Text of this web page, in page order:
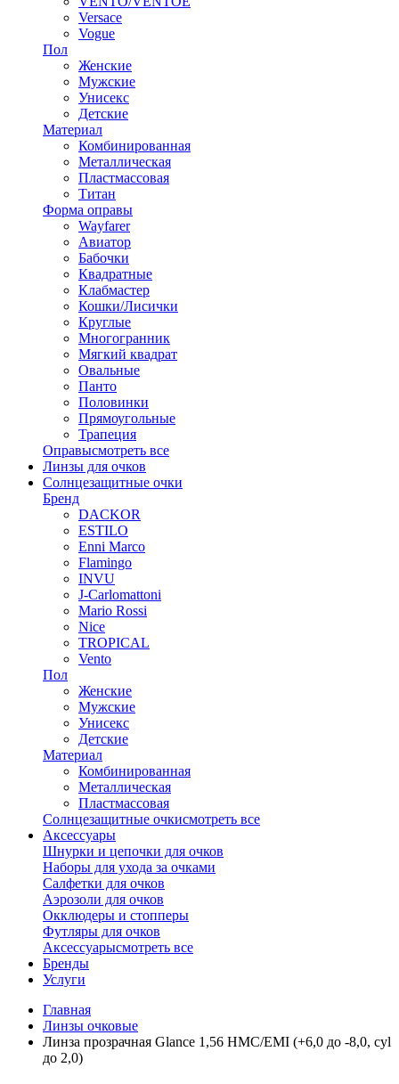
Versace
Vogue
Пол
Женские
Мужские
Унисекс
Детские
Материал
Комбинированная
Металлическая
Пластмассовая
Титан
Форма оправы
Wayfarer
Авиатор
Бабочки
Квадратные
Клабмастер
Кошки/Лисички
Круглые
Многогранник
Мягкий квадрат
Овальные
Панто
Половинки
Прямоугольные
Трапеция
Оправысмотреть все
Линзы для очков
Солнцезащитные очки
Бренд
DACKOR
ESTILO
Enni Marco
Flamingo
INVU
J-Carlomattoni
Mario Rossi
Nice
TROPICAL
Vento
Пол
Женские
Мужские
Унисекс
Детские
Материал
Комбинированная
Металлическая
Пластмассовая
Солнцезащитные очкисмотреть все
Аксессуары
Шнурки и цепочки для очков
Наборы для ухода за очками
Салфетки для очков
Аэрозоли для очков
Окклюдеры и стопперы
Футляры для очков
Аксессуарысмотреть все
Бренды
Услуги
Главная
Линзы очковые
Линза прозрачная Glance 1,56 HMC/EMI (+6,0 до -8,0, cyl
до 2,0)